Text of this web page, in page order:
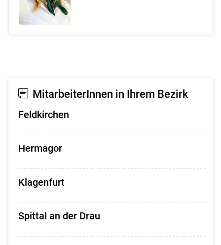
MitarbeiterInnen in Ihrem Bezirk
Feldkirchen
Hermagor
Klagenfurt
Spittal an der Drau